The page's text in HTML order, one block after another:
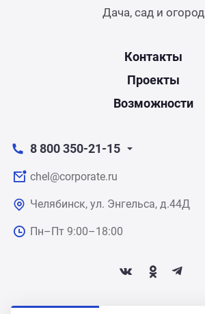
Дача, сад и огород
Контакты
Проекты
Возможности
8 800 350-21-15
chel@corporate.ru
Челябинск, ул. Энгельса, д.44Д
Пн–Пт 9:00–18:00